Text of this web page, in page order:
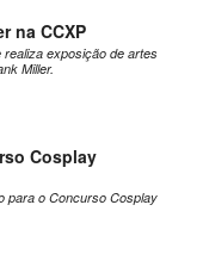
na CCXP
exposição de artes
Miller.
Cosplay
para o Concurso Cosplay